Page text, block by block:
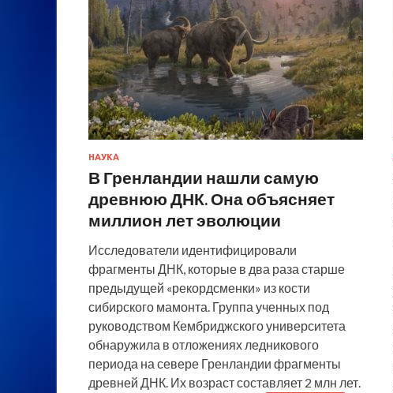
НАУКА
В Гренландии нашли самую
древнюю ДНК. Она объясняет
миллион лет эволюции
Исследователи идентифицировали
фрагменты ДНК, которые в два раза старше
предыдущей «рекордсменки» из кости
сибирского мамонта. Группа ученных под
руководством Кембриджского университета
обнаружила в отложениях ледникового
периода на севере Гренландии фрагменты
древней ДНК. Их возраст составляет 2 млн лет.